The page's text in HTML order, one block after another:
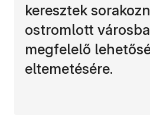
keresztek
ostromlott
megfelelő
eltemetésére.